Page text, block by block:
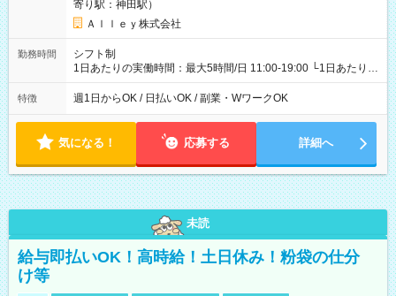
寄り駅：神田駅）
Ａｌｌｅｙ株式会社
勤務時間
シフト制
1日あたりの実働時間：最大5時間/日 11:00-19:00 └1日あたりの
実働時間：1-5時間 └上記の時間帯内であれば、いつでも勤務可
能！ └平日・土曜日の中で、お好きな曜日でご勤務いただけま
18:00 などのように、自由な働き方が可能なお仕事です！
特徴 週1日からOK / 日払いOK / 副業・WワークOK
気になる！ 応募する 詳細へ
未読
給与即払いOK！高時給！土日休み！粉袋の仕分
け等